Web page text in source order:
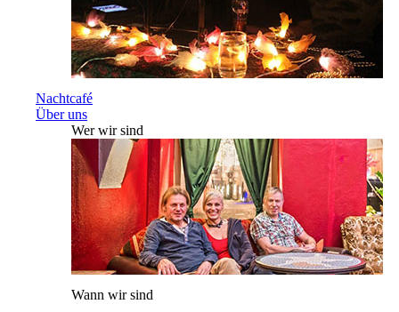
Nachtcafé
Über uns
Wer wir sind
Wann wir sind